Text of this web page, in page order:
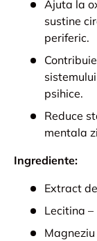
Ajuta la
sustine
periferic.
psihice.
Reduce
mentala
Ingrediente:
Extract
Lecitina